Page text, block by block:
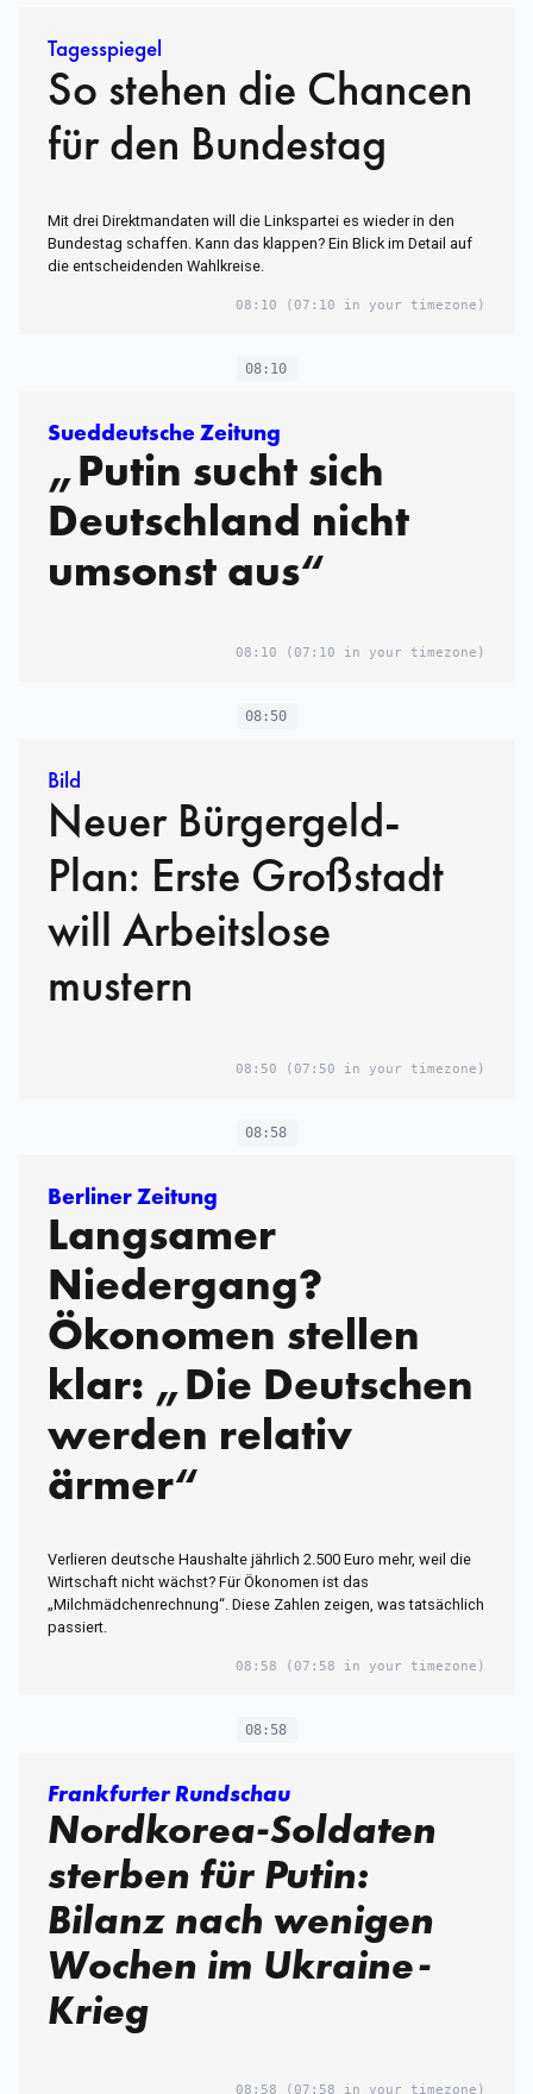
Tagesspiegel
So stehen die Chancen
für den Bundestag
Mit drei Direktmandaten will die Linkspartei es wieder in den
Bundestag schaffen. Kann das klappen? Ein Blick im Detail auf
die entscheidenden Wahlkreise.
08:10 (07:10 in your timezone)
08:10
Sueddeutsche Zeitung
„Putin sucht sich
Deutschland nicht
umsonst aus“
08:10 (07:10 in your timezone)
08:50
Bild
Neuer Bürgergeld-
Plan: Erste Großstadt
will Arbeitslose
mustern
08:50 (07:50 in your timezone)
08:58
Berliner Zeitung
Langsamer
Niedergang?
Ökonomen stellen
klar: „Die Deutschen
werden relativ
ärmer“
Verlieren deutsche Haushalte jährlich 2.500 Euro mehr, weil die
Wirtschaft nicht wächst? Für Ökonomen ist das
„Milchmädchenrechnung“. Diese Zahlen zeigen, was tatsächlich
passiert.
08:58 (07:58 in your timezone)
08:58
Frankfurter Rundschau
Nordkorea-Soldaten
sterben für Putin:
Bilanz nach wenigen
Wochen im Ukraine-
Krieg
08:58 (07:58 in your timezone)